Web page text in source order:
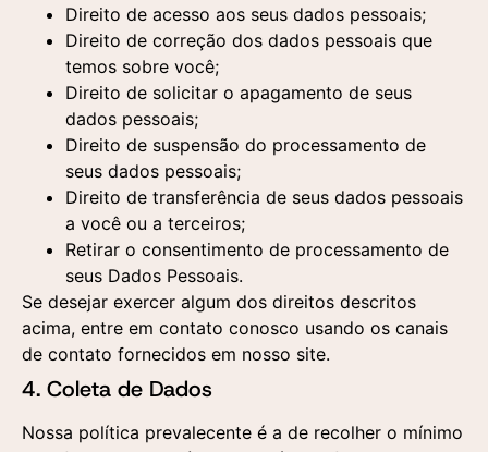
Direito de acesso aos seus dados pessoais;
Direito de correção dos dados pessoais que
temos sobre você;
Direito de solicitar o apagamento de seus
dados pessoais;
Direito de suspensão do processamento de
seus dados pessoais;
Direito de transferência de seus dados pessoais
a você ou a terceiros;
Retirar o consentimento de processamento de
seus Dados Pessoais.
Se desejar exercer algum dos direitos descritos
acima, entre em contato conosco usando os canais
de contato fornecidos em nosso site.
4. Coleta de Dados
Nossa política prevalecente é a de recolher o mínimo